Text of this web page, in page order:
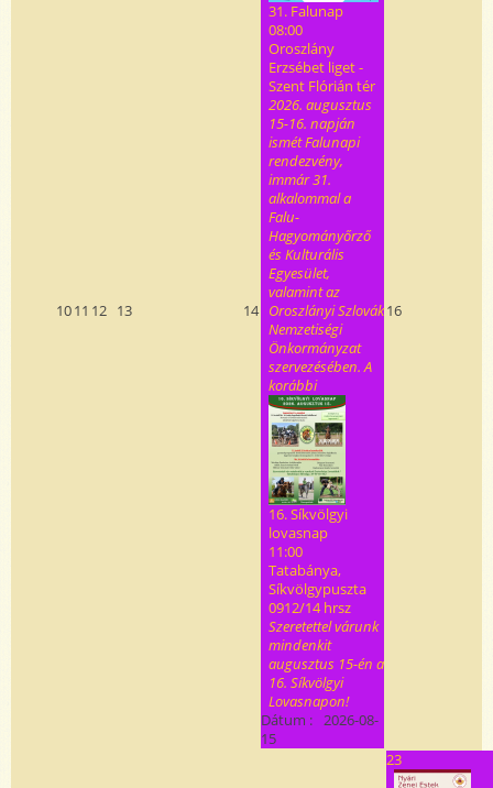
1011 12 13 14
31. Falunap
08:00
Oroszlány
Erzsébet liget -
Szent Flórián tér
2026. augusztus
15-16. napján
ismét Falunapi
rendezvény,
immár 31.
alkalommal a
Falu-
Hagyományőrző
és Kulturális
Egyesület,
valamint az
Oroszlányi Szlovák
Nemzetiségi
Önkormányzat
szervezésében. A
korábbi
16. Síkvölgyi
lovasnap
11:00
Tatabánya,
Síkvölgypuszta
0912/14 hrsz
Szeretettel várunk
mindenkit
augusztus 15-én a
16. Síkvölgyi
Lovasnapon!
Dátum : 2026-08-
15
16
23